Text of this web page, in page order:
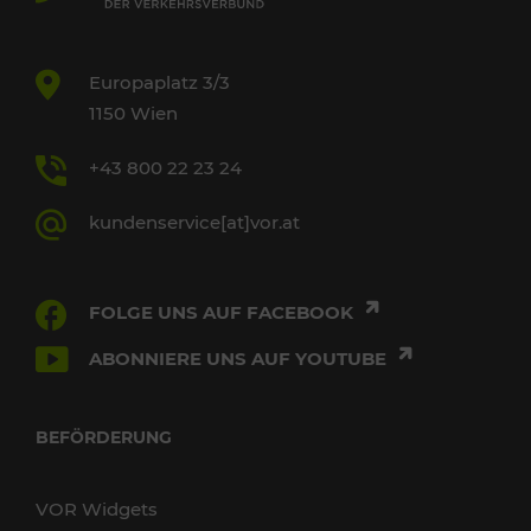
Europaplatz 3/3
1150 Wien
+43 800 22 23 24
kundenservice[at]vor.at
FOLGE UNS AUF FACEBOOK
ABONNIERE UNS AUF YOUTUBE
BEFÖRDERUNG
VOR Widgets